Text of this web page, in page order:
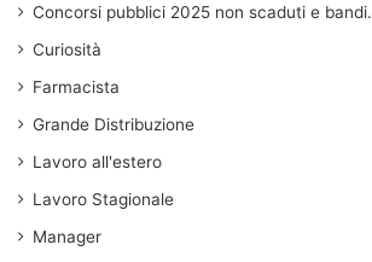
Concorsi pubblici 2025 non scaduti e bandi.
Curiosità
Farmacista
Grande Distribuzione
Lavoro all'estero
Lavoro Stagionale
Manager